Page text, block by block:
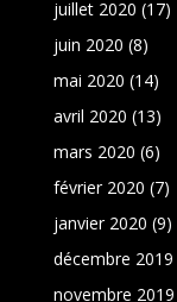
juillet 2020 (17)
juin 2020 (8)
mai 2020 (14)
avril 2020 (13)
mars 2020 (6)
février 2020 (7)
janvier 2020 (9)
décembre 2019
novembre 2019